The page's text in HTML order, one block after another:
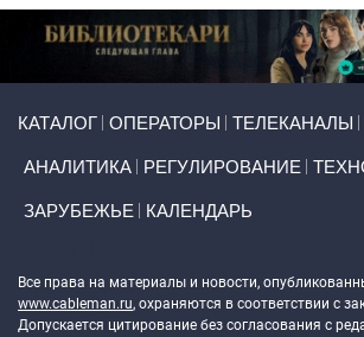
КАТАЛОГ ОПЕРАТОРЫ ТЕЛЕКАНАЛЫ
АНАЛИТИКА РЕГУЛИРОВАНИЕ
ЗАРУБЕЖЬЕ КАЛЕНДАРЬ
Все права на материалы и новости,
www.cableman.ru, охраняются в соответствии с
Допускается цитирование без согласования с